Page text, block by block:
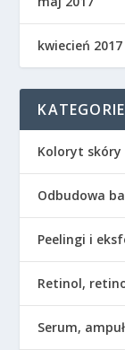
kwiecień 2017
KATEGORIE
Koloryt
Odbudowa
Peelingi i
Retinol,
Serum,